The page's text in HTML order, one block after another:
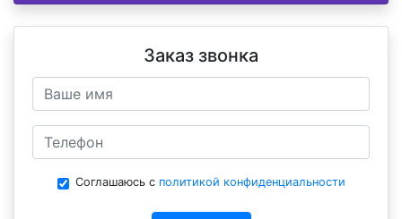
Заказ звонка
Соглашаюсь с политикой конфиденциальности